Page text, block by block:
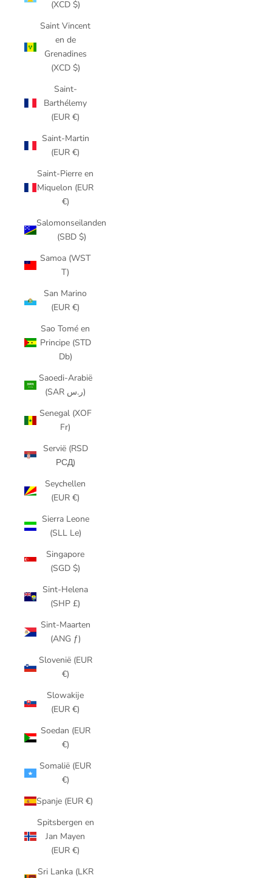
(XCD $)
Saint Vincent
en de
Grenadines
(XCD $)
Saint-
Barthélemy
(EUR €)
Saint-Martin
(EUR €)
Saint-Pierre en
Miquelon (EUR
€)
Salomonseilanden
(SBD $)
Samoa (WST
T)
San Marino
(EUR €)
Sao Tomé en
Principe (STD
Db)
Saoedi-Arabië
(SAR ر.س)
Senegal (XOF
Fr)
Servië (RSD
РСД)
Seychellen
(EUR €)
Sierra Leone
(SLL Le)
Singapore
(SGD $)
Sint-Helena
(SHP £)
Sint-Maarten
(ANG ƒ)
Slovenië (EUR
€)
Slowakije
(EUR €)
Soedan (EUR
€)
Somalië (EUR
€)
Spanje (EUR €)
Spitsbergen en
Jan Mayen
(EUR €)
Sri Lanka (LKR